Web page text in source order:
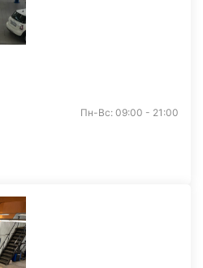
Пн-Вс: 09:00 - 21:00